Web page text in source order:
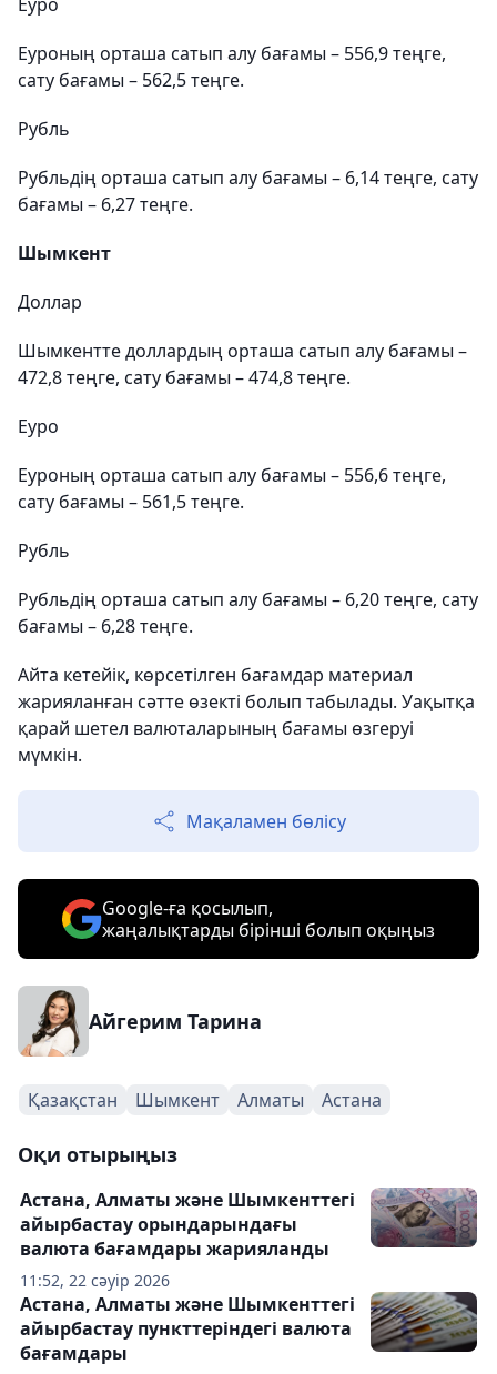
Еуроның орташа сатып алу бағамы – 556,9 теңге,
сату бағамы – 562,5 теңге.
Рубль
Рубльдің орташа сатып алу бағамы – 6,14 теңге, сату
бағамы – 6,27 теңге.
Шымкент
Доллар
Шымкентте доллардың орташа сатып алу бағамы –
472,8 теңге, сату бағамы – 474,8 теңге.
Еуро
Еуроның орташа сатып алу бағамы – 556,6 теңге,
сату бағамы – 561,5 теңге.
Рубль
Рубльдің орташа сатып алу бағамы – 6,20 теңге, сату
бағамы – 6,28 теңге.
Айта кетейік, көрсетілген бағамдар материал
жарияланған сәтте өзекті болып табылады. Уақытқа
қарай шетел валюталарының бағамы өзгеруі
мүмкін.
Мақаламен бөлісу
Google-ға қосылып,
жаңалықтарды бірінші болып оқыңыз
Айгерим Тарина
Қазақстан Шымкент Алматы Астана
Оқи отырыңыз
11:52, 22 сәуір 2026
Астана, Алматы және Шымкенттегі
айырбастау орындарындағы
валюта бағамдары жарияланды
Астана, Алматы және Шымкенттегі
айырбастау пункттеріндегі валюта
бағамдары